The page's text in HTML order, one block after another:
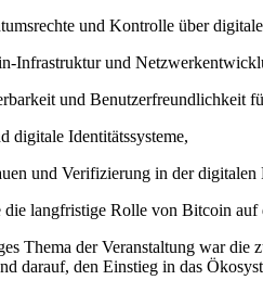
und Kontrolle über digitale
und
und Benutzerfreundlichkeit für
Identitätssysteme,
Verifizierung in der digitalen
Rolle von Bitcoin auf
Thema der Veranstaltung war
darauf, den Einstieg in das